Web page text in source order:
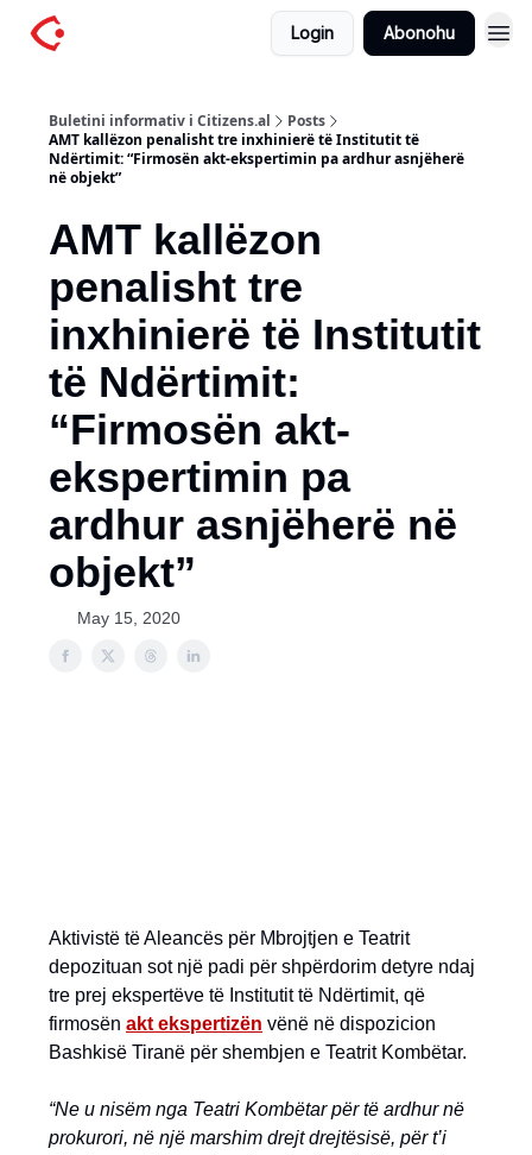
Login Abonohu
Buletini informativ i Citizens.al
Posts
AMT kallëzon penalisht tre inxhinierë të Institutit të
Ndërtimit: “Firmosën akt-ekspertimin pa ardhur asnjëherë
në objekt”
AMT kallëzon
penalisht tre
inxhinierë të Institutit
të Ndërtimit:
“Firmosën akt-
ekspertimin pa
ardhur asnjëherë në
objekt”
May 15, 2020
Aktivistë të Aleancës për Mbrojtjen e Teatrit
depozituan sot një padi për shpërdorim detyre ndaj
tre prej ekspertëve të Institutit të Ndërtimit, që
firmosën akt ekspertizën vënë në dispozicion
Bashkisë Tiranë për shembjen e Teatrit Kombëtar.
“Ne u nisëm nga Teatri Kombëtar për të ardhur në
prokurori, në një marshim drejt drejtësisë, për t’i